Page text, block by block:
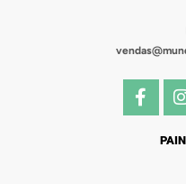
F
a
I
t